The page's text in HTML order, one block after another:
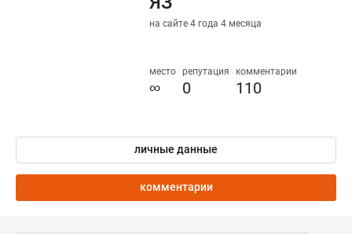
на сайте 4 года 4 месяца
место
∞
репутация
0
комментарии
110
личные данные
комментарии